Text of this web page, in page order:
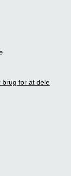
brug for at dele